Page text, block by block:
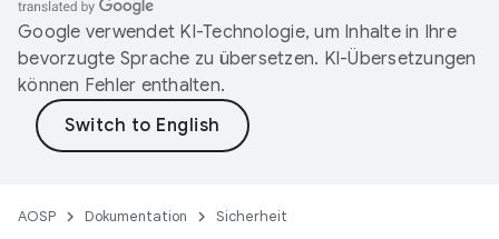
Google verwendet KI-Technologie, um Inhalte in Ihre
bevorzugte Sprache zu übersetzen. KI-Übersetzungen
können Fehler enthalten.
AOSP Dokumentation Sicherheit